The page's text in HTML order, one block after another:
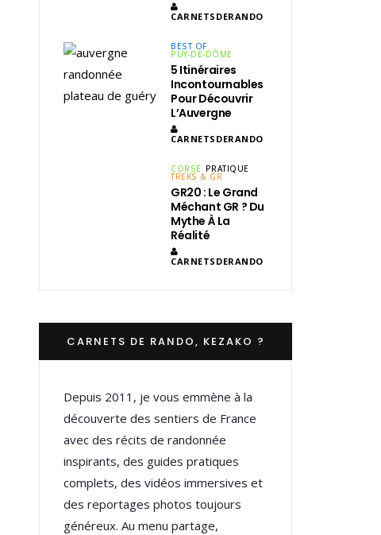
CARNETSDERANDO
BEST OF
PUY-DE-DÔME
5 Itinéraires
Incontournables
Pour Découvrir
L’Auvergne
CARNETSDERANDO
CORSE PRATIQUE
TREKS & GR
GR20 : Le Grand
Méchant GR ? Du
Mythe À La
Réalité
CARNETSDERANDO
CARNETS DE RANDO, KEZAKO ?
Depuis 2011, je vous emmène à la
découverte des sentiers de France
avec des récits de randonnée
inspirants, des guides pratiques
complets, des vidéos immersives et
des reportages photos toujours
généreux. Au menu partage,